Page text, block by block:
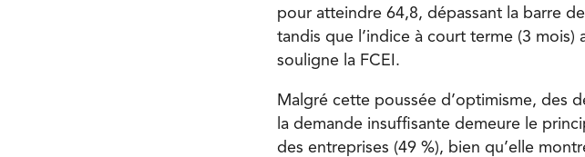
pour atteindre 64,8, dépassant la barre
tandis que l’indice à court terme (3
souligne la FCEI.
Malgré cette poussée d’optimisme, des
la demande insuffisante demeure le
des entreprises (49 %), bien qu’elle